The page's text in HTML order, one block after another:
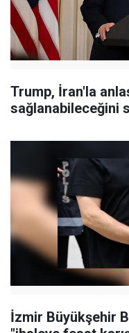
Trump, İran'la
sağlanabileceğini
İzmir Büyükşehir